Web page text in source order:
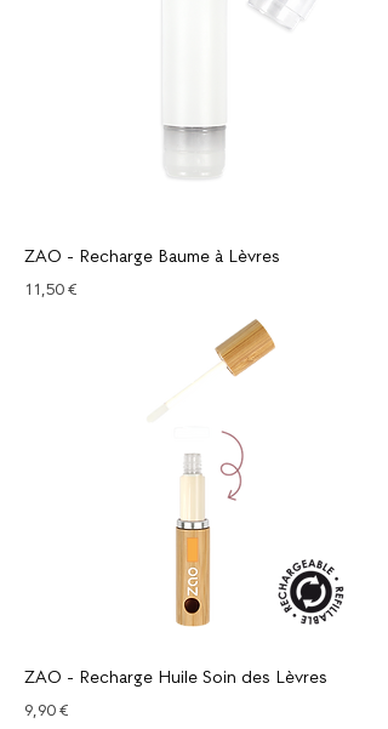
ZAO - Recharge Baume à Lèvres
Prix
11,50 €
ZAO - Recharge Huile Soin des Lèvres
Prix
9,90 €